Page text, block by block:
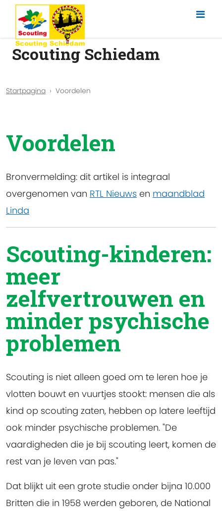
Scouting Schiedam
Startpagina Voordelen
Voordelen
Bronvermelding: dit artikel is integraal
overgenomen van RTL Nieuws en maandblad
Linda
Scouting-kinderen:
meer
zelfvertrouwen en
minder psychische
problemen
Scouting is niet alleen goed om te leren hoe je
vlotten bouwt en vuurtjes stookt: mensen die als
kind op scouting zaten, hebben op latere leeftijd
ook minder psychische problemen. "De
vaardigheden die je bij scouting leert, komen de
rest van je leven van pas."
Dat blijkt uit een grote studie onder bijna 10.000
Britten die in 1958 werden geboren, de National